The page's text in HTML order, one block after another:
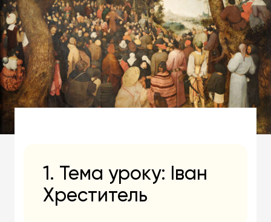
1. Тема уроку: Іван
Хреститель